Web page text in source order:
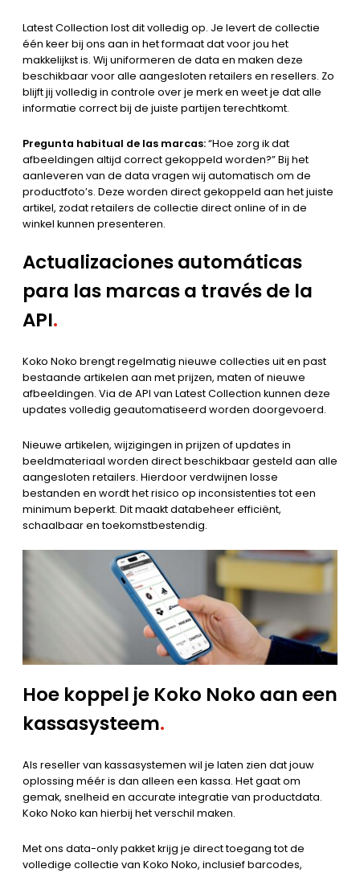
Latest Collection lost dit volledig op. Je levert de collectie
één keer bij ons aan in het formaat dat voor jou het
makkelijkst is. Wij uniformeren de data en maken deze
beschikbaar voor alle aangesloten retailers en resellers. Zo
blijft jij volledig in controle over je merk en weet je dat alle
informatie correct bij de juiste partijen terechtkomt.
Pregunta habitual de las marcas:“Hoe zorg ik dat
afbeeldingen altijd correct gekoppeld worden?” Bij het
aanleveren van de data vragen wij automatisch om de
productfoto’s. Deze worden direct gekoppeld aan het juiste
artikel, zodat retailers de collectie direct online of in de
winkel kunnen presenteren.
Actualizaciones automáticas
para las marcas a través de la
API.
Koko Noko brengt regelmatig nieuwe collecties uit en past
bestaande artikelen aan met prijzen, maten of nieuwe
afbeeldingen. Via de API van Latest Collection kunnen deze
updates volledig geautomatiseerd worden doorgevoerd.
Nieuwe artikelen, wijzigingen in prijzen of updates in
beeldmateriaal worden direct beschikbaar gesteld aan alle
aangesloten retailers. Hierdoor verdwijnen losse
bestanden en wordt het risico op inconsistenties tot een
minimum beperkt. Dit maakt databeheer efficiënt,
schaalbaar en toekomstbestendig.
Hoe koppel je Koko Noko aan een
kassasysteem.
Als reseller van kassasystemen wil je laten zien dat jouw
oplossing méér is dan alleen een kassa. Het gaat om
gemak, snelheid en accurate integratie van productdata.
Koko Noko kan hierbij het verschil maken.
Met ons data-only pakket krijg je direct toegang tot de
volledige collectie van Koko Noko, inclusief barcodes,